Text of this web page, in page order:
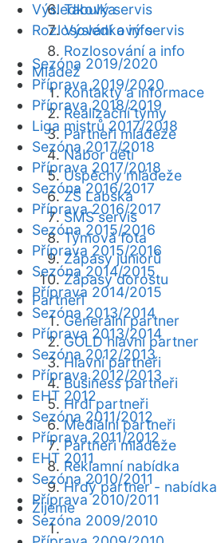
Tabulka
Výsledkový servis
Rozlosování a info
Mládež
Kontakty a informace
Realizační týmy
Partneři mládeže
Nábor dětí
Úspěchy mládeže
ZŠ Labská
SMS servis
Týmová fota
Zápasy juniorů
Zápasy dorostu
Partneři
Generální partner
GOLD hlavní partner
Hlavní partneři
Business partneři
Hrdí partneři
Mediální partneři
Partneři mládeže
Reklamní nabídka
Hrdý partner - nabídka
Žijeme
Výsledkový servis
Rozlosování a info
Sezóna 2019/2020
Příprava 2019/2020
Příprava 2018/2019
Liga mistrů 2017/2018
Sezóna 2017/2018
Příprava 2017/2018
Sezóna 2016/2017
Příprava 2016/2017
Sezóna 2015/2016
Příprava 2015/2016
Sezóna 2014/2015
Příprava 2014/2015
Sezóna 2013/2014
Příprava 2013/2014
Sezóna 2012/2013
Příprava 2012/2013
EHT 2012
Sezóna 2011/2012
Příprava 2011/2012
EHT 2011
Sezóna 2010/2011
Příprava 2010/2011
Sezóna 2009/2010